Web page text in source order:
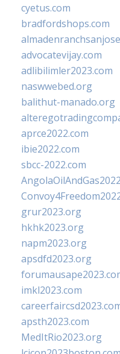
cyetus.com
bradfordshops.com
advocatevijay.com
adlibilimler2023.com
naswwebed.org
balithut-manado.org
aprce2022.com
ibie2022.com
sbcc-2022.com
grur2023.org
hkhk2023.org
napm2023.org
apsdfd2023.org
imkl2023.com
apsth2023.com
MedItRio2023.org